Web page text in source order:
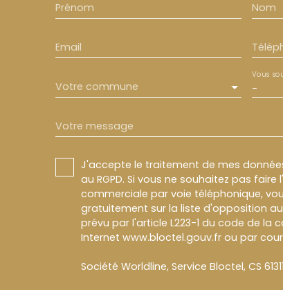
Prénom Nom
Email
Votre commune -
Vous
Votre message
J'accepte le traitement de mes
au RGPD. Si vous ne souhaitez pas
commerciale par voie téléphonique,
gratuitement sur la liste d'opposition
prévu par l'article L223-1 du code de la
Internet www.bloctel.gouv.fr ou par
Société Worldline, Service Bloctel, CS 61311,